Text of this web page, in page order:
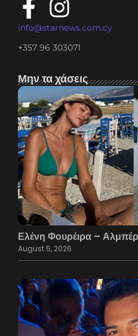
info@starnews.com.cy
+357 96 303071
Μην τα χάσεις
Ελένη Φουρέιρα –
August 5, 2026